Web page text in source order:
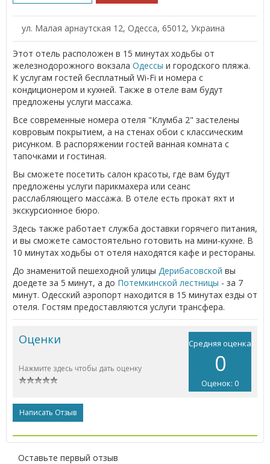
ул. Малая арнаутская 12, Одесса, 65012, Украина
Этот отель расположен в 15 минутах ходьбы от
железнодорожного вокзала Одессы и городского пляжа.
К услугам гостей бесплатный Wi-Fi и номера с
кондиционером и кухней. Также в отеле вам будут
предложены услуги массажа.
Все современные номера отеля "Клумба 2" застелены
ковровым покрытием, а на стенах обои с классическим
рисунком. В распоряжении гостей ванная комната с
тапочками и гостиная.
Вы сможете посетить салон красоты, где вам будут
предложены услуги парикмахера или сеанс
расслабляющего массажа. В отеле есть прокат яхт и
экскурсионное бюро.
Здесь также работает служба доставки горячего питания,
и вы сможете самостоятельно готовить на мини-кухне. В
10 минутах ходьбы от отеля находятся кафе и рестораны.
До знаменитой пешеходной улицы Дерибасовской вы
доедете за 5 минут, а до Потемкинской лестницы - за 7
минут. Одесский аэропорт находится в 15 минутах езды от
отеля. Гостям предоставляются услуги трансфера.
Средняя оценка
0
Оценок: 0
Оценки
Нажмите здесь чтобы дать оценку
Написать Отзыв
Оставьте первый отзыв